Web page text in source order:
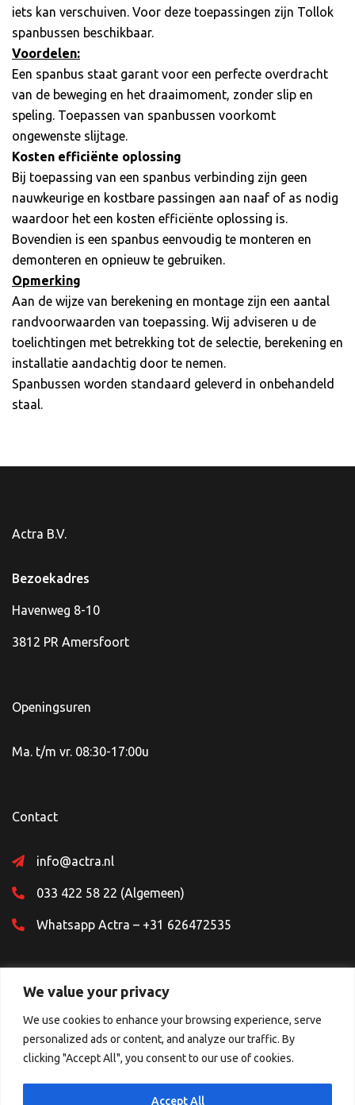
We value your privacy
We use cookies to enhance your browsing experience, serve
personalized ads or content, and analyze our traffic. By
clicking "Accept All", you consent to our use of cookies.
Accept All
iets kan verschuiven. Voor deze toepassingen zijn Tollok
spanbussen beschikbaar.
Voordelen:
Een spanbus staat garant voor een perfecte overdracht
van de beweging en het draaimoment, zonder slip en
speling. Toepassen van spanbussen voorkomt
ongewenste slijtage.
Kosten efficiënte oplossing
Bij toepassing van een spanbus verbinding zijn geen
nauwkeurige en kostbare passingen aan naaf of as nodig
waardoor het een kosten efficiënte oplossing is.
Bovendien is een spanbus eenvoudig te monteren en
demonteren en opnieuw te gebruiken.
Opmerking
Aan de wijze van berekening en montage zijn een aantal
randvoorwaarden van toepassing. Wij adviseren u de
toelichtingen met betrekking tot de selectie, berekening en
installatie aandachtig door te nemen.
Spanbussen worden standaard geleverd in onbehandeld
staal.
Actra B.V.
Bezoekadres
Havenweg 8-10
3812 PR Amersfoort
Openingsuren
Ma. t/m vr. 08:30-17:00u
Contact
info@actra.nl
033 422 58 22 (Algemeen)
Whatsapp Actra – +31 626472535
Sociale Media